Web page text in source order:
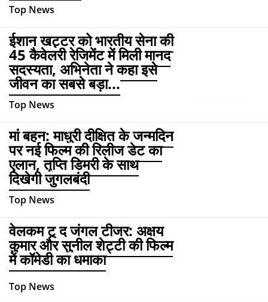
Top News
ईशान खट्टर को भारतीय सेना की
45 कैवेलरी रेजिमेंट में मिली मानद
सदस्यता, अभिनेता ने कहा इसे
जीवन का सबसे बड़ा...
Top News
मां बहन: माधुरी दीक्षित के जन्मदिन
पर नई फिल्म की रिलीज डेट का
एलान, तृप्ति डिमरी के साथ
दिखेगी जुगलबंदी
Top News
वेलकम टू द जंगल टीजर: अक्षय
कुमार और सुनील शेट्टी की फिल्म
में कॉमेडी का धमाका
Top News